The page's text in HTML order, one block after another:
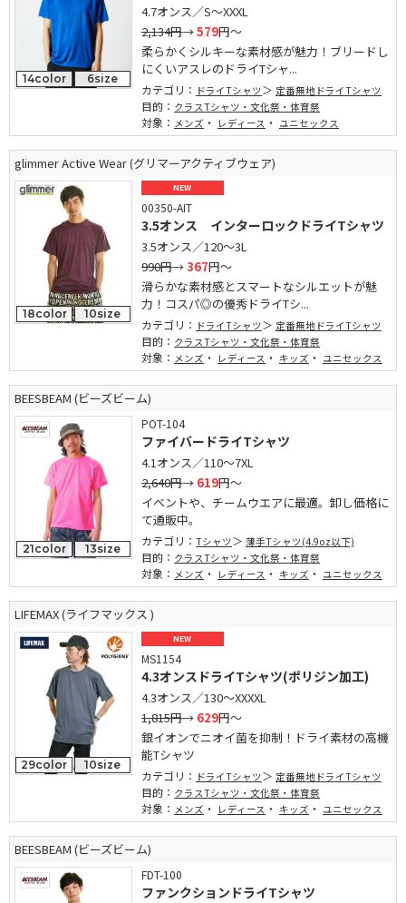
14color 6size
4.7オンス／S～XXXL
2,134円→579円～
柔らかくシルキーな素材感が魅力！ブリードし
にくいアスレのドライTシャ...
カテゴリ： ドライTシャツ 定番無地ドライTシャツ
目的： クラスTシャツ・文化祭・体育祭
対象： メンズ ・ レディース ・ ユニセックス
glimmer Active Wear (グリマーアクティブウェア)
18color 10size
NEW
00350-AIT
3.5オンス インターロックドライTシャツ
3.5オンス／120～3L
990円→367円～
滑らかな素材感とスマートなシルエットが魅
力！コスパ◎の優秀ドライTシ...
カテゴリ： ドライTシャツ 定番無地ドライTシャツ
目的： クラスTシャツ・文化祭・体育祭
対象： メンズ ・ レディース ・ キッズ ・ ユニセックス
BEESBEAM (ビーズビーム)
21color 13size
POT-104
ファイバードライTシャツ
4.1オンス／110～7XL
2,640円→ 619円～
イベントや、チームウエアに最適。卸し価格に
て通販中。
カテゴリ： Tシャツ 薄手Tシャツ(4.9oz以下)
目的： クラスTシャツ・文化祭・体育祭
対象： メンズ ・ レディース ・ キッズ ・ ユニセックス
LIFEMAX (ライフマックス )
29color 10size
NEW
MS1154
4.3オンスドライTシャツ(ポリジン加工)
4.3オンス／130～XXXXL
1,815円→ 629円～
銀イオンでニオイ菌を抑制！ドライ素材の高機
能Tシャツ
カテゴリ： ドライTシャツ 定番無地ドライTシャツ
目的： クラスTシャツ・文化祭・体育祭
対象： メンズ ・ レディース ・ キッズ ・ ユニセックス
BEESBEAM (ビーズビーム)
FDT-100
ファンクションドライTシャツ